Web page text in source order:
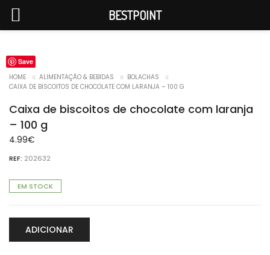
Save
HOME
ALIMENTAÇÃO & BEBIDAS
BOLACHAS
CAIXA DE BISCOITOS DE CHOCOLATE COM LARANJA – 100 G
Caixa de biscoitos de chocolate com laranja
– 100 g
4.99€
REF: 202632
EM STOCK
ADICIONAR
BESTPOINT